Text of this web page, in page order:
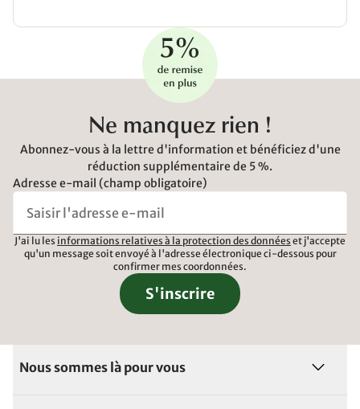
Ne manquez rien !
Abonnez-vous à la lettre d'information et bénéficiez d'une
réduction supplémentaire de 5 %.
Adresse e-mail (champ obligatoire)
J'ai lu les informations relatives à la protection des données et j'accepte
qu'un message soit envoyé à l'adresse électronique ci-dessous pour
confirmer mes coordonnées.
S'inscrire
Nous sommes là pour vous